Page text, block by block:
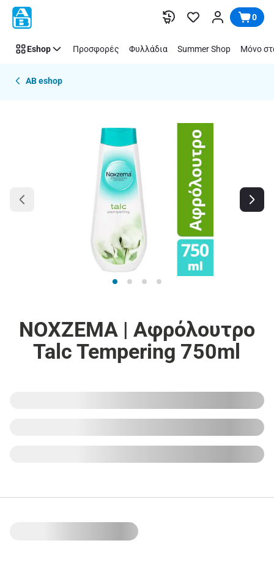
Παράλειψη 0
Eshop Προσφορές Φυλλάδια Summer Shop Μόνο
AB eshop
NOXZEMA | Αφρόλουτρο
Talc Tempering 750ml